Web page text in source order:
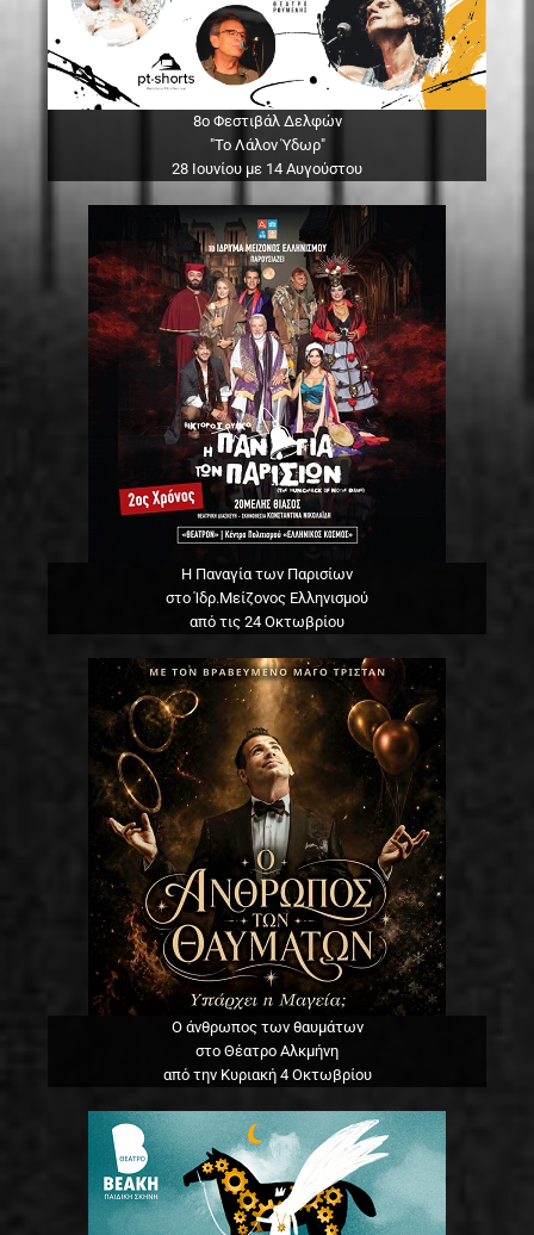
8ο Φεστιβάλ Δελφών
"Το Λάλον Ύδωρ"
28 Ιουνίου με 14 Αυγούστου
Η Παναγία των Παρισίων
στο Ίδρ.Μείζονος Ελληνισμού
από τις 24 Οκτωβρίου
Ο άνθρωπος των θαυμάτων
στο Θέατρο Αλκμήνη
από την Κυριακή 4 Οκτωβρίου